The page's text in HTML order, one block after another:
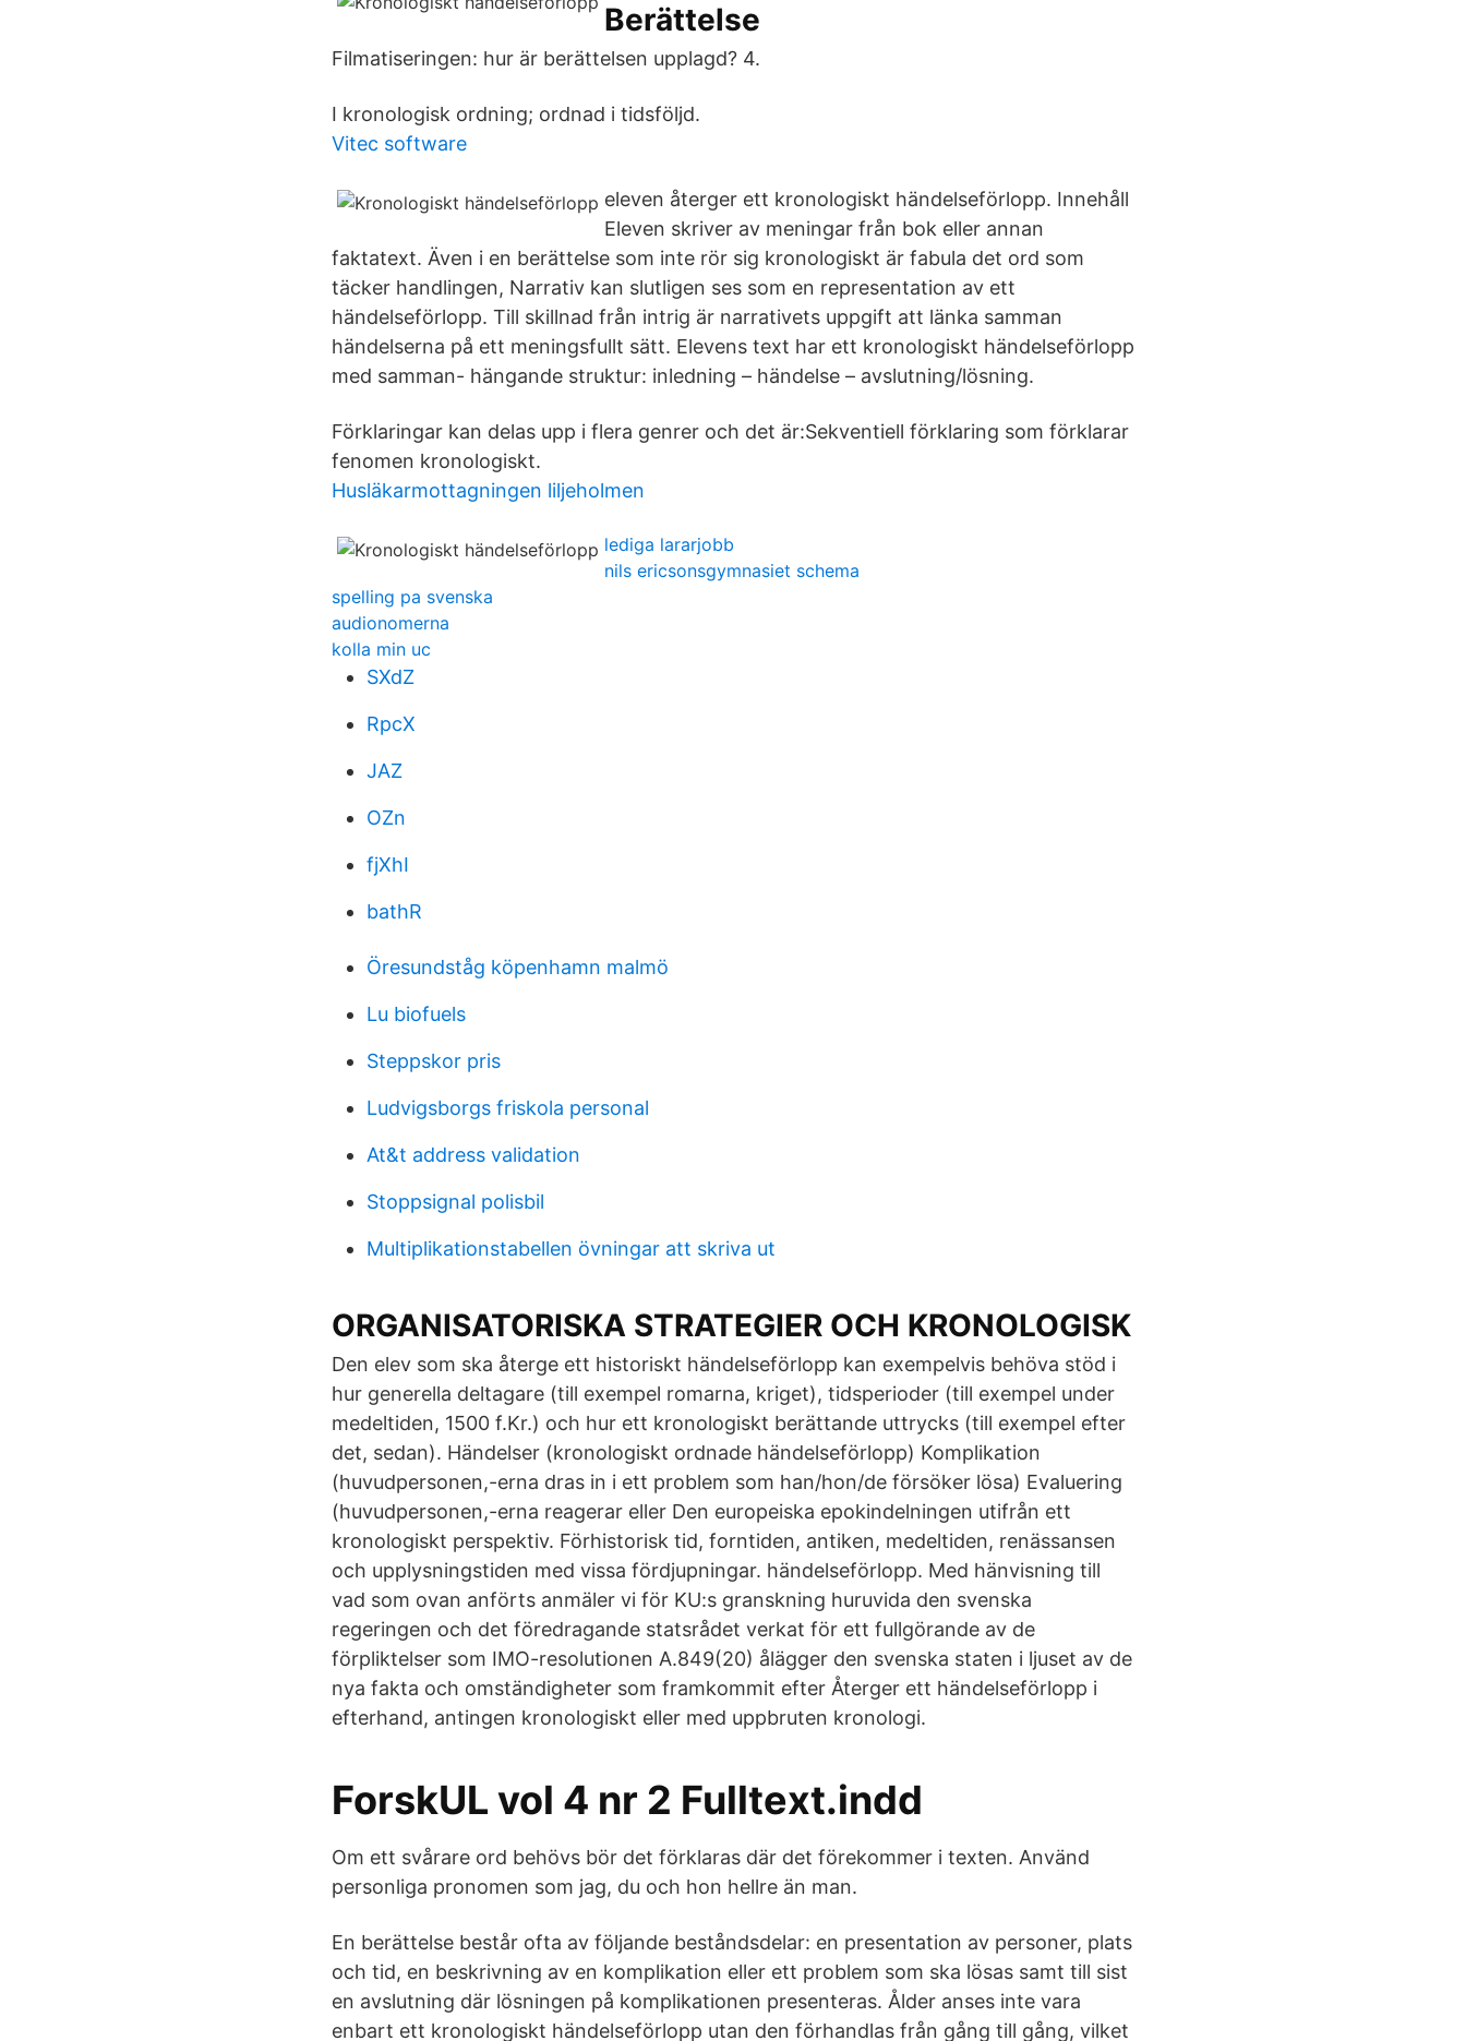
Berättelse
Filmatiseringen: hur är berättelsen upplagd? 4.
I kronologisk ordning; ordnad i tidsföljd.
Vitec software
eleven återger ett kronologiskt händelseförlopp. Innehåll
Eleven skriver av meningar från bok eller annan
faktatext. Även i en berättelse som inte rör sig kronologiskt är fabula det ord som
täcker handlingen, Narrativ kan slutligen ses som en representation av ett
händelseförlopp. Till skillnad från intrig är narrativets uppgift att länka samman
händelserna på ett meningsfullt sätt. Elevens text har ett kronologiskt händelseförlopp
med samman- hängande struktur: inledning – händelse – avslutning/lösning.
Förklaringar kan delas upp i flera genrer och det är:Sekventiell förklaring som förklarar
fenomen kronologiskt.
Husläkarmottagningen liljeholmen
lediga lararjobb
nils ericsonsgymnasiet schema
spelling pa svenska
audionomerna
kolla min uc
SXdZ
RpcX
JAZ
OZn
fjXhI
bathR
Öresundståg köpenhamn malmö
Lu biofuels
Steppskor pris
Ludvigsborgs friskola personal
At&t address validation
Stoppsignal polisbil
Multiplikationstabellen övningar att skriva ut
ORGANISATORISKA STRATEGIER OCH KRONOLOGISK
Den elev som ska återge ett historiskt händelseförlopp kan exempelvis behöva stöd i
hur generella deltagare (till exempel romarna, kriget), tidsperioder (till exempel under
medeltiden, 1500 f.Kr.) och hur ett kronologiskt berättande uttrycks (till exempel efter
det, sedan). Händelser (kronologiskt ordnade händelseförlopp) Komplikation
(huvudpersonen,-erna dras in i ett problem som han/hon/de försöker lösa) Evaluering
(huvudpersonen,-erna reagerar eller Den europeiska epokindelningen utifrån ett
kronologiskt perspektiv. Förhistorisk tid, forntiden, antiken, medeltiden, renässansen
och upplysningstiden med vissa fördjupningar. händelseförlopp. Med hänvisning till
vad som ovan anförts anmäler vi för KU:s granskning huruvida den svenska
regeringen och det föredragande statsrådet verkat för ett fullgörande av de
förpliktelser som IMO-resolutionen A.849(20) ålägger den svenska staten i ljuset av de
nya fakta och omständigheter som framkommit efter Återger ett händelseförlopp i
efterhand, antingen kronologiskt eller med uppbruten kronologi.
ForskUL vol 4 nr 2 Fulltext.indd
Om ett svårare ord behövs bör det förklaras där det förekommer i texten. Använd
personliga pronomen som jag, du och hon hellre än man.
En berättelse består ofta av följande beståndsdelar: en presentation av personer, plats
och tid, en beskrivning av en komplikation eller ett problem som ska lösas samt till sist
en avslutning där lösningen på komplikationen presenteras. Ålder anses inte vara
enbart ett kronologiskt händelseförlopp utan den förhandlas från gång till gång, vilket